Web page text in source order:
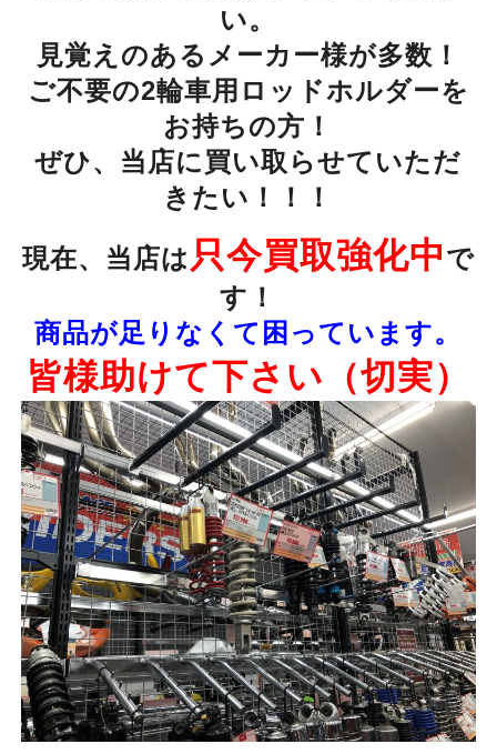
い。
見覚えのあるメーカー様が多数！
ご不要の2輪車用ロッドホルダーを
お持ちの方！
ぜひ、当店に買い取らせていただ
きたい！！！
現在、当店は 只今買取強化中で
す！
商品が足りなくて困っています。
皆様助けて下さい（切実）